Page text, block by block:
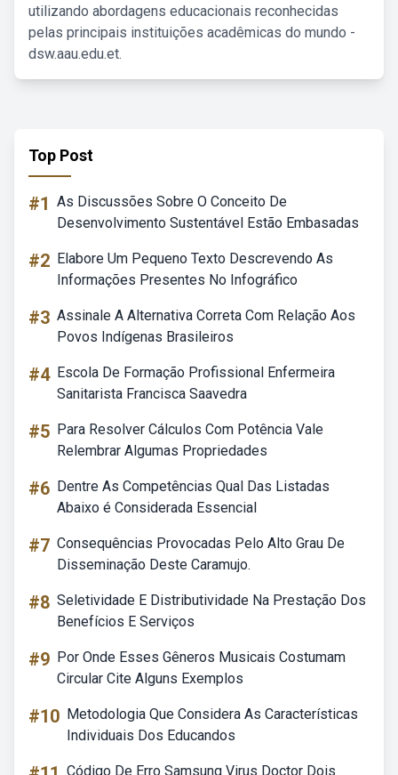
utilizando abordagens educacionais reconhecidas
pelas principais instituições acadêmicas do mundo -
dsw.aau.edu.et.
Top Post
#1 As Discussões Sobre O Conceito De
Desenvolvimento Sustentável Estão Embasadas
#2 Elabore Um Pequeno Texto Descrevendo As
Informações Presentes No Infográfico
#3 Assinale A Alternativa Correta Com Relação Aos
Povos Indígenas Brasileiros
#4 Escola De Formação Profissional Enfermeira
Sanitarista Francisca Saavedra
#5 Para Resolver Cálculos Com Potência Vale
Relembrar Algumas Propriedades
#6 Dentre As Competências Qual Das Listadas
Abaixo é Considerada Essencial
#7 Consequências Provocadas Pelo Alto Grau De
Disseminação Deste Caramujo.
#8 Seletividade E Distributividade Na Prestação Dos
Benefícios E Serviços
#9 Por Onde Esses Gêneros Musicais Costumam
Circular Cite Alguns Exemplos
#10 Metodologia Que Considera As Características
Individuais Dos Educandos
Código De Erro Samsung Virus Doctor Dois